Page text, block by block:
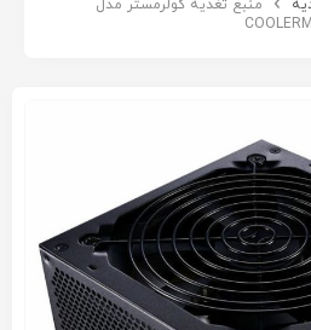
منبع تغذیه کولرمستر مدل